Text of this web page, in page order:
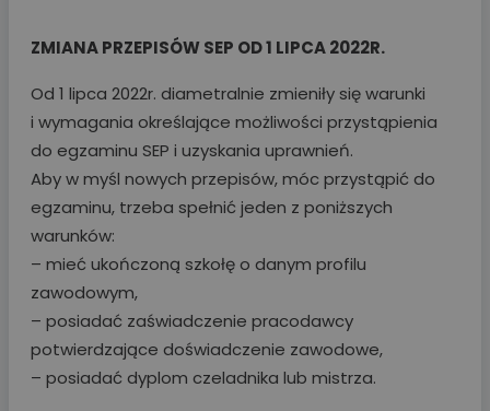
ZMIANA PRZEPISÓW SEP OD 1 LIPCA 2022R.
Od 1 lipca 2022r. diametralnie zmieniły się warunki
i wymagania określające możliwości przystąpienia
do egzaminu SEP i uzyskania uprawnień.
Aby w myśl nowych przepisów, móc przystąpić do
egzaminu, trzeba spełnić jeden z poniższych
warunków:
– mieć ukończoną szkołę o danym profilu
zawodowym,
– posiadać zaświadczenie pracodawcy
potwierdzające doświadczenie zawodowe,
– posiadać dyplom czeladnika lub mistrza.